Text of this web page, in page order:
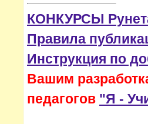
КОНКУРСЫ
Правила
Инструкция по
Вашим
педагогов "Я -